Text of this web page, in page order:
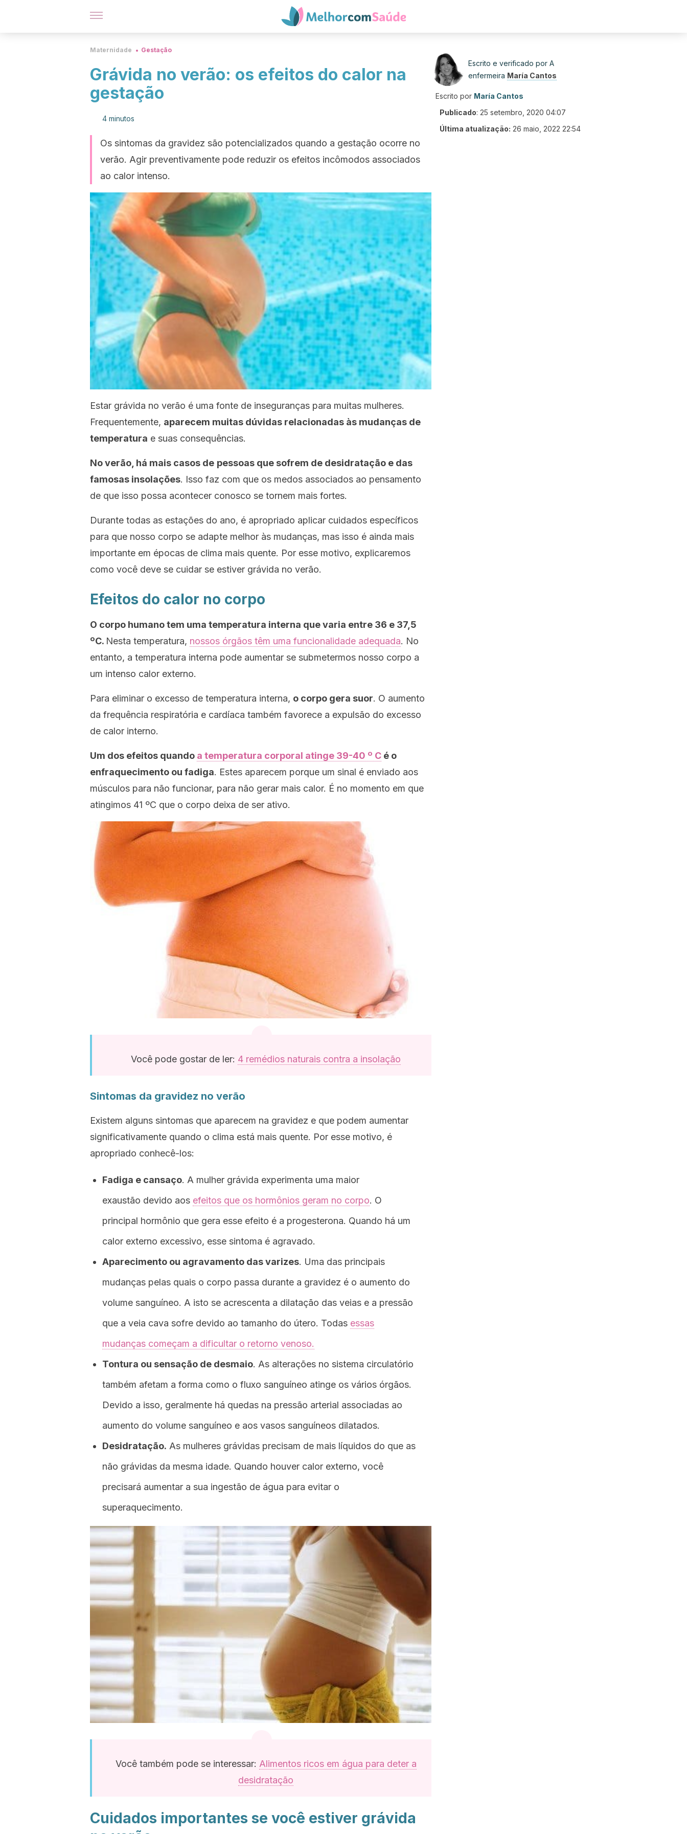
Maternidade Gestação
Grávida no verão: os efeitos do calor na
gestação
4 minutos
Os sintomas da gravidez são potencializados quando a gestação ocorre no
verão. Agir preventivamente pode reduzir os efeitos incômodos associados
ao calor intenso.
Estar grávida no verão é uma fonte de inseguranças para muitas mulheres.
Frequentemente, aparecem muitas dúvidas relacionadas às mudanças de
temperatura e suas consequências.
No verão, há mais casos de pessoas que sofrem de desidratação e das
famosas insolações. Isso faz com que os medos associados ao pensamento
de que isso possa acontecer conosco se tornem mais fortes.
Durante todas as estações do ano, é apropriado aplicar cuidados específicos
para que nosso corpo se adapte melhor às mudanças, mas isso é ainda mais
importante em épocas de clima mais quente. Por esse motivo, explicaremos
como você deve se cuidar se estiver grávida no verão.
Efeitos do calor no corpo
O corpo humano tem uma temperatura interna que varia entre 36 e 37,5
ºC. Nesta temperatura, nossos órgãos têm uma funcionalidade adequada. No
entanto, a temperatura interna pode aumentar se submetermos nosso corpo a
um intenso calor externo.
Para eliminar o excesso de temperatura interna, o corpo gera suor. O aumento
da frequência respiratória e cardíaca também favorece a expulsão do excesso
de calor interno.
Um dos efeitos quando a temperatura corporal atinge 39-40 º C é o
enfraquecimento ou fadiga. Estes aparecem porque um sinal é enviado aos
músculos para não funcionar, para não gerar mais calor. É no momento em que
atingimos 41 ºC que o corpo deixa de ser ativo.
Você pode gostar de ler: 4 remédios naturais contra a insolação
Sintomas da gravidez no verão
Existem alguns sintomas que aparecem na gravidez e que podem aumentar
significativamente quando o clima está mais quente. Por esse motivo, é
apropriado conhecê-los:
Fadiga e cansaço. A mulher grávida experimenta uma maior
exaustão devido aos efeitos que os hormônios geram no corpo. O
principal hormônio que gera esse efeito é a progesterona. Quando há um
calor externo excessivo, esse sintoma é agravado.
Aparecimento ou agravamento das varizes. Uma das principais
mudanças pelas quais o corpo passa durante a gravidez é o aumento do
volume sanguíneo. A isto se acrescenta a dilatação das veias e a pressão
que a veia cava sofre devido ao tamanho do útero. Todas essas
mudanças começam a dificultar o retorno venoso.
Tontura ou sensação de desmaio. As alterações no sistema circulatório
também afetam a forma como o fluxo sanguíneo atinge os vários órgãos.
Devido a isso, geralmente há quedas na pressão arterial associadas ao
aumento do volume sanguíneo e aos vasos sanguíneos dilatados.
Desidratação. As mulheres grávidas precisam de mais líquidos do que as
não grávidas da mesma idade. Quando houver calor externo, você
precisará aumentar a sua ingestão de água para evitar o
superaquecimento.
Você também pode se interessar: Alimentos ricos em água para deter a
desidratação
Cuidados importantes se você estiver grávida
Escrito e verificado por A
enfermeira María Cantos
Escrito por María Cantos
Publicado: 25 setembro, 2020 04:07
Última atualização: 26 maio, 2022 22:54